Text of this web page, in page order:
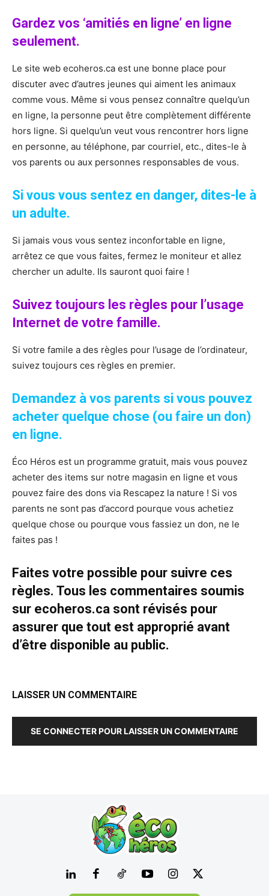
Gardez vos ‘amitiés en ligne’ en ligne
seulement.
Le site web ecoheros.ca est une bonne place pour
discuter avec d’autres jeunes qui aiment les animaux
comme vous. Même si vous pensez connaître quelqu’un
en ligne, la personne peut être complètement différente
hors ligne. Si quelqu’un veut vous rencontrer hors ligne
en personne, au téléphone, par courriel, etc., dites-le à
vos parents ou aux personnes responsables de vous.
Si vous vous sentez en danger, dites-le à
un adulte.
Si jamais vous vous sentez inconfortable en ligne,
arrêtez ce que vous faites, fermez le moniteur et allez
chercher un adulte. Ils sauront quoi faire !
Suivez toujours les règles pour l’usage
Internet de votre famille.
Si votre famile a des règles pour l’usage de l’ordinateur,
suivez toujours ces règles en premier.
Demandez à vos parents si vous pouvez
acheter quelque chose (ou faire un don)
en ligne.
Éco Héros est un programme gratuit, mais vous pouvez
acheter des items sur notre magasin en ligne et vous
pouvez faire des dons via Rescapez la nature ! Si vos
parents ne sont pas d’accord pourque vous achetiez
quelque chose ou pourque vous fassiez un don, ne le
faites pas !
Faites votre possible pour suivre ces
règles. Tous les commentaires soumis
sur ecoheros.ca sont révisés pour
assurer que tout est approprié avant
d’être disponible au public.
LAISSER UN COMMENTAIRE
SE CONNECTER POUR LAISSER UN COMMENTAIRE